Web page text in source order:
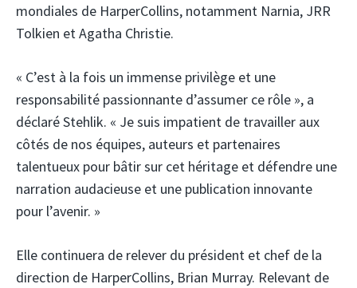
mondiales de HarperCollins, notamment Narnia, JRR
Tolkien et Agatha Christie.
« C’est à la fois un immense privilège et une
responsabilité passionnante d’assumer ce rôle », a
déclaré Stehlik. « Je suis impatient de travailler aux
côtés de nos équipes, auteurs et partenaires
talentueux pour bâtir sur cet héritage et défendre une
narration audacieuse et une publication innovante
pour l’avenir. »
Elle continuera de relever du président et chef de la
direction de HarperCollins, Brian Murray. Relevant de